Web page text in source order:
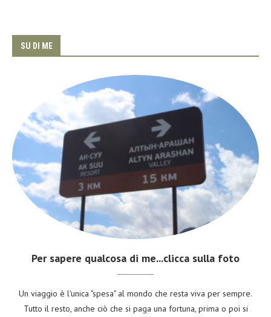
SU DI ME
Per sapere qualcosa di me...clicca sulla foto
Un viaggio è l'unica "spesa" al mondo che resta viva per sempre.
Tutto il resto, anche ciò che si paga una fortuna, prima o poi si